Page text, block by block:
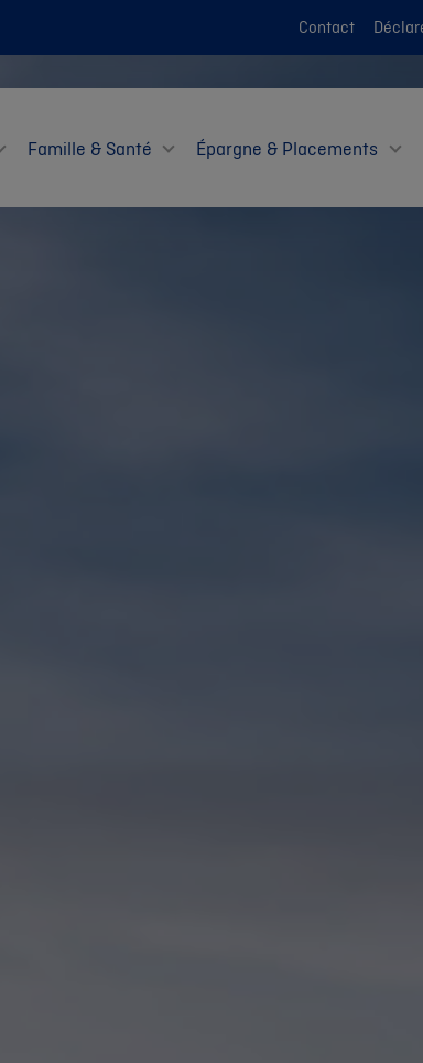
Contact
Famille & Santé Épargne & Placements